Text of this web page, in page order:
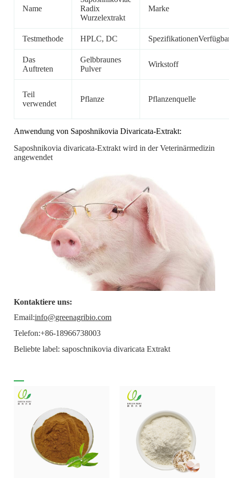
Name
Radix
Wurzelextrakt
Marke
Testmethode HPLC, DC
Das
Auftreten
Gelbbraunes
Pulver
Wirkstoff
Teil
verwendet
Pflanze Pflanzenquelle
Anwendung von Saposhnikovia Divaricata-Extrakt:
Saposhnikovia divaricata-Extrakt wird in der Veterinärmedizin
angewendet
Kontaktiere uns:
Email:info@greenagribio.com
Telefon:+86-18966738003
Beliebte label: saposchnikovia divaricata Extrakt